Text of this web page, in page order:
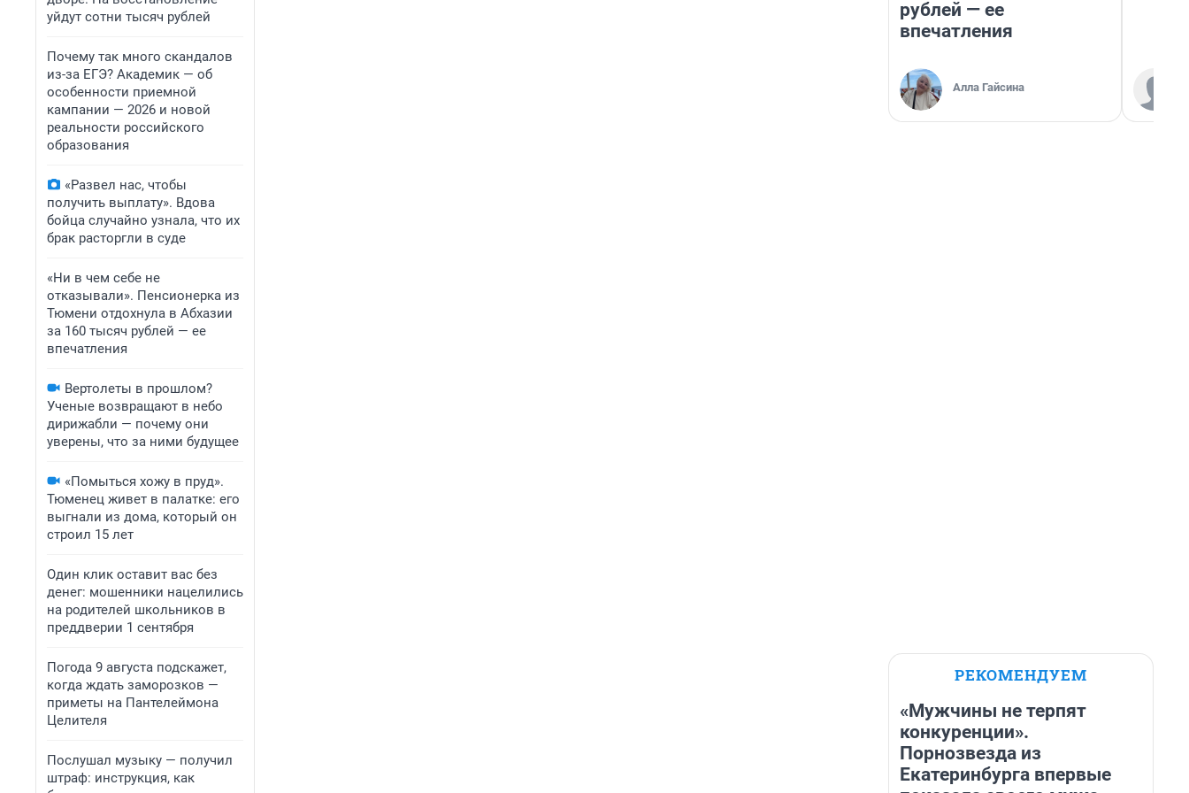
уйдут сотни тысяч рублей
Почему так много скандалов
из-за ЕГЭ? Академик — об
особенности приемной
кампании — 2026 и новой
реальности российского
образования
«Развел нас, чтобы
получить выплату». Вдова
бойца случайно узнала, что их
брак расторгли в суде
«Ни в чем себе не
отказывали». Пенсионерка из
Тюмени отдохнула в Абхазии
за 160 тысяч рублей — ее
впечатления
Вертолеты в прошлом?
Ученые возвращают в небо
дирижабли — почему они
уверены, что за ними будущее
«Помыться хожу в пруд».
Тюменец живет в палатке: его
выгнали из дома, который он
строил 15 лет
Один клик оставит вас без
денег: мошенники нацелились
на родителей школьников в
преддверии 1 сентября
Погода 9 августа подскажет,
когда ждать заморозков —
приметы на Пантелеймона
Целителя
Послушал музыку — получил
штраф: инструкция, как
рублей — ее
впечатления
Алла Гайсина
РЕКОМЕНДУЕМ
«Мужчины не терпят
конкуренции».
Порнозвезда из
Екатеринбурга впервые